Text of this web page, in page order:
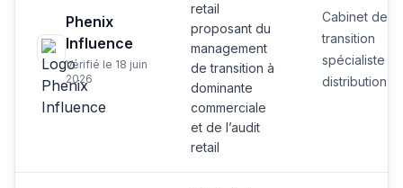
Phenix
Influence
Vérifié le 18 juin
2026
retail
proposant du
management
de transition à
dominante
commerciale
et de l’audit
retail
Cabinet de
transition
spécialiste
distribution